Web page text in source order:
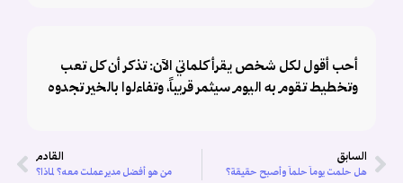
أحب أقول لكل شخص يقرأ كلماتي الآن: تذكر أن كل تعب
وتخطيط تقوم به اليوم سيثمر قريباً، وتفاءلوا بالخير تجدوه
السابق
هل حلمت يوماً حلماً وأصبح حقيقة؟
القادم
من هو أفضل مدير عملت معه؟ لماذا؟